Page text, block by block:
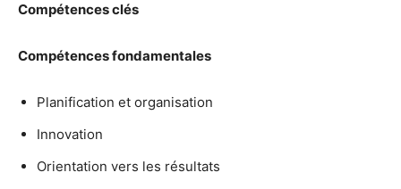
Compétences clés
Compétences fondamentales
Planification et organisation
Innovation
Orientation vers les résultats